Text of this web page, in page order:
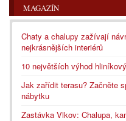
MAGAZÍN
Chaty a chalupy zažívají
nejkrásnějších interiérů
10 největších výhod
Jak zařídit terasu? Začněte
nábytku
Zastávka Vlkov: Chalupa,